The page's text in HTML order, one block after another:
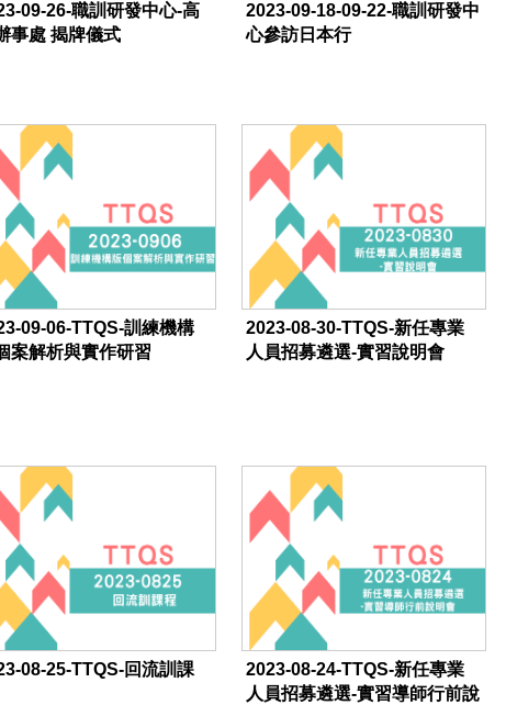
09-26-職訓研發中心-高
事處 揭牌儀式
2023-09-18-09-22-職訓研發中
心參訪日本行
09-06-TTQS-訓練機構
案解析與實作研習
2023-08-30-TTQS-新任專業
人員招募遴選-實習說明會
08-25-TTQS-回流訓課
2023-08-24-TTQS-新任專業
人員招募遴選-實習導師行前說